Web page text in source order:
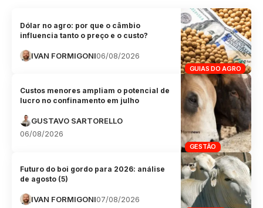
GUIAS DO AGRO
Dólar no agro: por que o câmbio
influencia tanto o preço e o custo?
IVAN FORMIGONI06/08/2026
GESTÃO
Custos menores ampliam o potencial de
lucro no confinamento em julho
GUSTAVO SARTORELLO
06/08/2026
Futuro do boi gordo para 2026: análise
de agosto (5)
IVAN FORMIGONI07/08/2026